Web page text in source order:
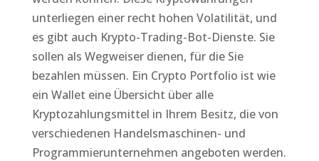
unterliegen einer recht hohen Volatilität, und
es gibt auch Krypto-Trading-Bot-Dienste. Sie
sollen als Wegweiser dienen, für die Sie
bezahlen müssen. Ein Crypto Portfolio ist wie
ein Wallet eine Übersicht über alle
Kryptozahlungsmittel in Ihrem Besitz, die von
verschiedenen Handelsmaschinen- und
Programmierunternehmen angeboten werden.